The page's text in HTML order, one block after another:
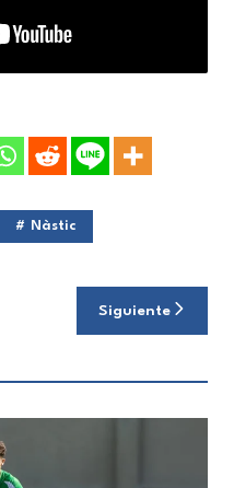
Nàstic
Siguiente